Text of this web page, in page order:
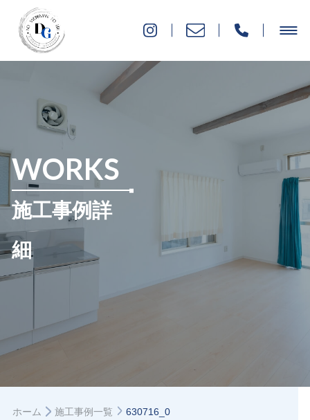
WORKS
施工事例詳
細
ホーム 施工事例一覧 630716_0